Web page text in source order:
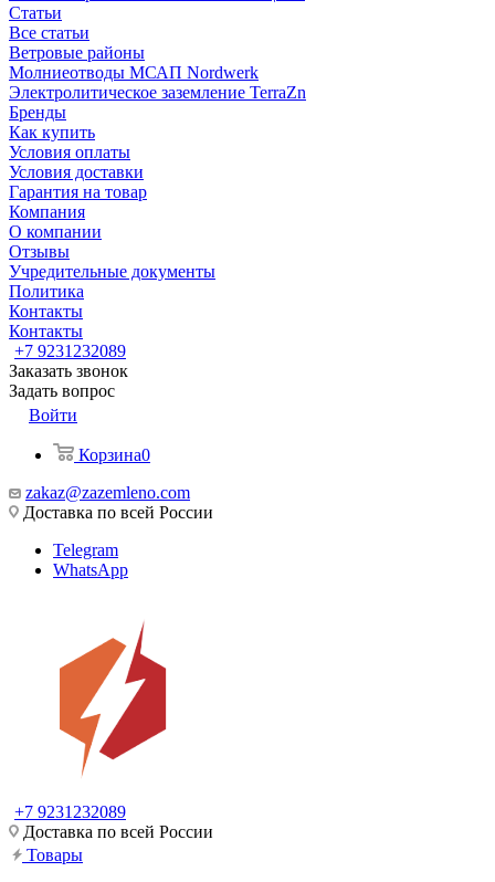
Статьи
Все статьи
Ветровые районы
Молниеотводы МСАП Nordwerk
Электролитическое заземление TerraZn
Бренды
Как купить
Условия оплаты
Условия доставки
Гарантия на товар
Компания
О компании
Отзывы
Учредительные документы
Политика
Контакты
Контакты
+7 9231232089
Заказать звонок
Задать вопрос
Войти
Корзина0
zakaz@zazemleno.com
Доставка по всей России
Telegram
WhatsApp
+7 9231232089
Доставка по всей России
Товары